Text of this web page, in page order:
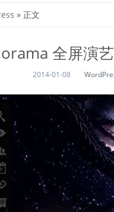
» 正文
全屏演
2014-01-08